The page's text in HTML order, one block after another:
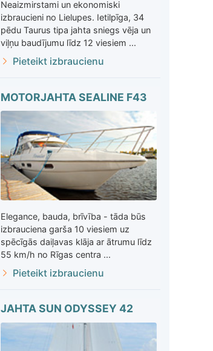
Neaizmirstami un ekonomiski
izbraucieni no Lielupes. Ietilpīga, 34
pēdu Taurus tipa jahta sniegs vēja un
viļņu baudījumu līdz 12 viesiem ...
Pieteikt izbraucienu
MOTORJAHTA SEALINE F43
Elegance, bauda, brīvība - tāda būs
izbrauciena garša 10 viesiem uz
spēcīgās daiļavas klāja ar ātrumu līdz
55 km/h no Rīgas centra ...
Pieteikt izbraucienu
JAHTA SUN ODYSSEY 42